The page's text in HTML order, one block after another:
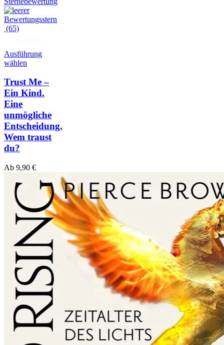
(65)
Ausführung
wählen
Trust Me –
Ein Kind.
Eine
unmögliche
Entscheidung.
Wem traust
du?
Ab 9,90 €